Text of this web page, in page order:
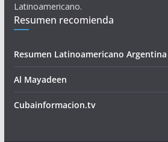
Latinoamericano.
Resumen recomienda
Resumen Latinoamericano Argentina
Al Mayadeen
Cubainformacion.tv